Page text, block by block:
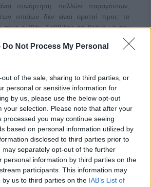
Do Not Process My Personal
out of the sale, sharing to third parties, or
personal or sensitive information for
by us, please use the below opt-out
your selection. Please note that after your
processed you may continue seeing
based on personal information utilized by
disclosed to third parties prior to
may separately opt-out of the further
personal information by third parties on the
participants. This information may
by us to third parties on the IAB’s List of
είναι συνάρτηση πολλών παραγόντων,
οποίων δεν είναι ορατοί προς το
πως ο Ιβάν Σαββίδης τα βρήκε με την